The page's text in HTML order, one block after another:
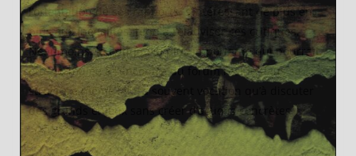
l’orientation de ses rapports, s’intéressant de plus en
plus aux inégalités, tend à relativiser ces critiques.
Néanmoins, la critique la plus importante qui pourrait
être formulée à l’encontre du forum réside dans sa
structure même : il n’a souvent vocation qu’à discuter
des grands enjeux sans créer d’actions concrètes.